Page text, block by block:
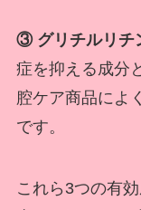
③ グリチルリチ
症を抑える成分
腔ケア商品によ
です。
これら3つの有